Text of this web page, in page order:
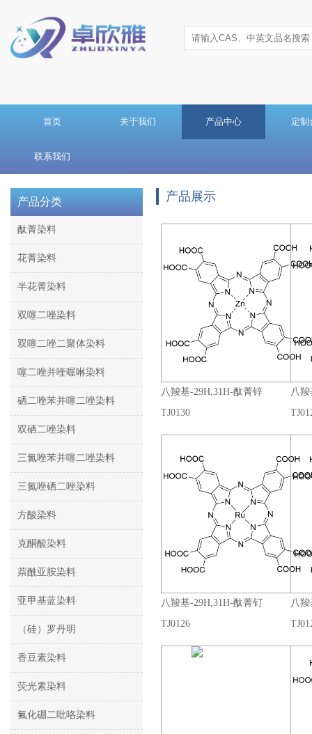
首页 关于我们 产品中心 定制
联系我们
产品分类
酞菁染料
花菁染料
半花菁染料
双噻二唑染料
双噻二唑二聚体染料
噻二唑并喹喔啉染料
硒二唑苯并噻二唑染料
双硒二唑染料
三氮唑苯并噻二唑染料
三氮唑硒二唑染料
方酸染料
克酮酸染料
萘酰亚胺染料
亚甲基蓝染料
（硅）罗丹明
香豆素染料
荧光素染料
氟化硼二吡咯染料
产品展示
八羧基-29H,31H-酞菁锌
TJ0130
八
八羧基-29H,31H-酞菁钌
TJ0126
八